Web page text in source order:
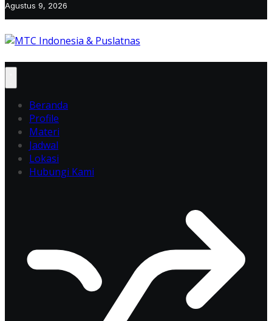
Agustus 9, 2026
Beranda
Profile
Materi
Jadwal
Lokasi
Hubungi Kami